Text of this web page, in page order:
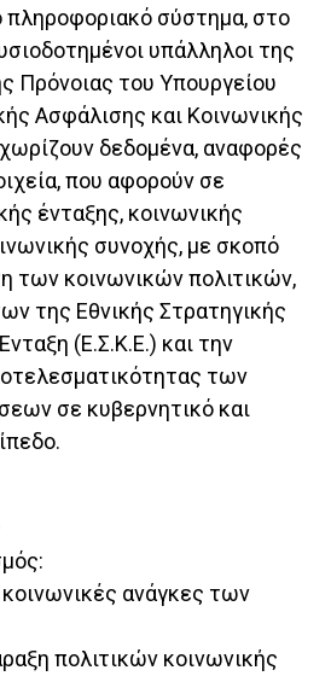
πληροφοριακό σύστημα, στο
υπάλληλοι της
Πρόνοιας του Υπουργείου
Ασφάλισης και Κοινωνικής
δεδομένα, αναφορές
που αφορούν σε
ένταξης, κοινωνικής
συνοχής, με σκοπό
των κοινωνικών πολιτικών,
της Εθνικής Στρατηγικής
(Ε.Σ.Κ.Ε.) και την
των
σε κυβερνητικό και
κοινωνικές ανάγκες των
πολιτικών κοινωνικής